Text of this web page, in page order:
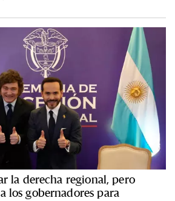
la derecha regional, pero
los gobernadores para